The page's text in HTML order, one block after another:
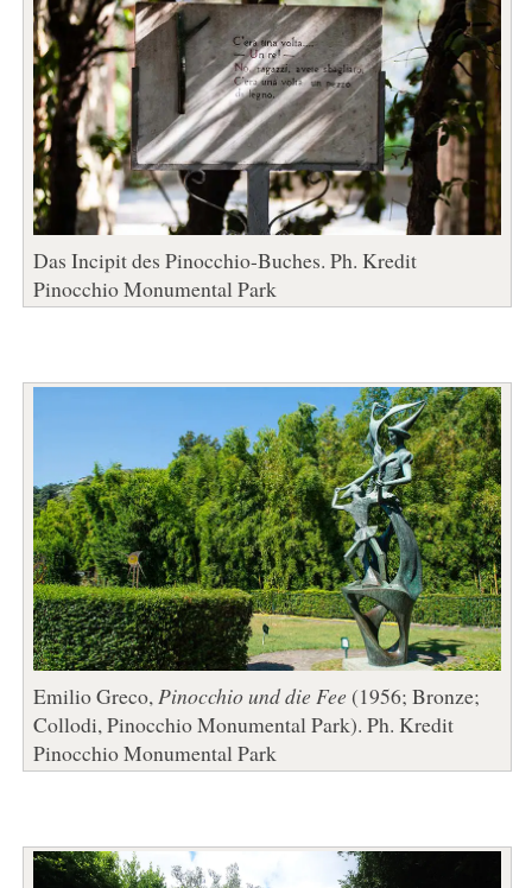
Das Incipit des Pinocchio-Buches. Ph. Kredit
Pinocchio Monumental Park
Emilio Greco, Pinocchio und die Fee (1956; Bronze;
Collodi, Pinocchio Monumental Park). Ph. Kredit
Pinocchio Monumental Park